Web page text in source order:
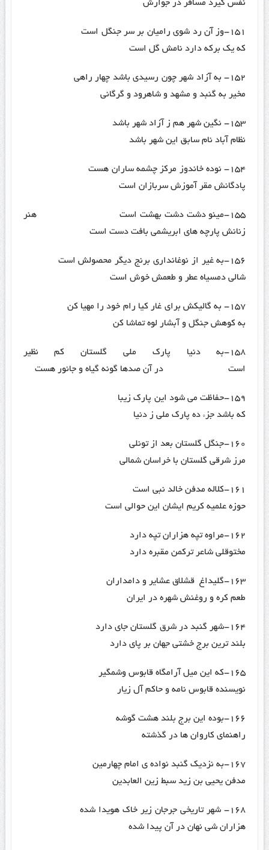
نفس گیرد مسافر در جوارش
۱۵۱-وز آن رد شوی رامیان بر سر جنگل است
که یک برکه دارد نامش گل است
۱۵۲- به آزاد شهر چون رسیدی باشد چهار راهی
مخیر به گنبد و مشهد و شاهرود و گرگانی
۱۵۳- نگین شهر هم ز آزاد شهر باشد
نظام آباد نام سابق این شهر باشد
۱۵۴- نوده خاندوز مرکز چشمه ساران هست
پادگانش مقر آموزش سربازان است
۱۵۵-مینو دشت دشت بهشت است هنر
زنانش پارچه های ابریشمی بافت دست است
۱۵۶-به غیر از نوغانداری برنج دیگر محصولش است
شالی دمسیاه عطر و طعمش خوش است
۱۵۷- به گالیکش برای غار کیا رام خود را مهیا کن
به کوهش جنگل و آبشار لوه تماشا کن
۱۵۸-به دنیا پارک ملی گلستان کم نظیر
است در آن صدها گونه گیاه و جانور هست
۱۵۹-حفاظت می شود این پارک زیبا
که باشد جزء ده پارک ملی ز دنیا
۱۶۰-جنگل گلستان بعد از تونلی
مرز شرقی گلستان با خراسان شمالی
۱۶۱-کلاله مدفن خالد نبی است
حوزه علمیه کریم ایشان این حوالی است
۱۶۲-مراوه تپه هزاران تپه دارد
مختوقلی شاعر ترکمن مقبره دارد
۱۶۳-گلیداغ قشلاق عشایر و دامداران
طعم کره و روغنش شهره در ایران
۱۶۴-شهر گنبد در شرق گلستان جای دارد
بلند ترین برج خشتی جهان بر پای دارد
۱۶۵-که این میل آرامگاه قابوس وشمگیر
نویسنده قابوس نامه و حاکم آل زیار
۱۶۶-بوده این برج بلند هشت گوشه
راهنمای کاروان ها در گذشته
۱۶۷-به نزدیک گنبد نواده ی امام چهارمین
مدفن یحیی بن زید سبط زین العابدین
۱۶۸- شهر تاریخی جرجان زیر خاک هویدا شده
هزاران شی نهان در آن پیدا شده